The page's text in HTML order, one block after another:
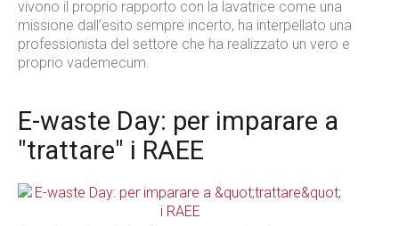
vivono il proprio rapporto con la lavatrice come una
missione dall’esito sempre incerto, ha interpellato una
professionista del settore che ha realizzato un vero e
proprio vademecum.
E-waste Day: per imparare a
"trattare" i RAEE